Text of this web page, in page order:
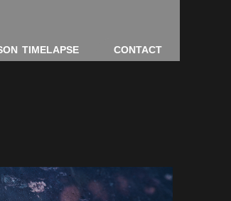
TIMELAPSE CONTACT